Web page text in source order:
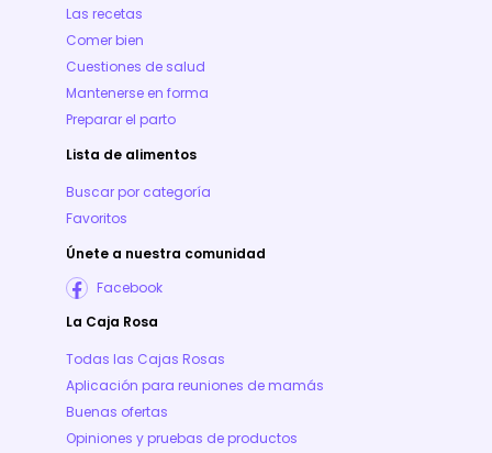
Las recetas
Comer bien
Cuestiones de salud
Mantenerse en forma
Preparar el parto
Lista de alimentos
Buscar por categoría
Favoritos
Únete a nuestra comunidad
Facebook
La Caja Rosa
Todas las Cajas Rosas
Aplicación para reuniones de mamás
Buenas ofertas
Opiniones y pruebas de productos